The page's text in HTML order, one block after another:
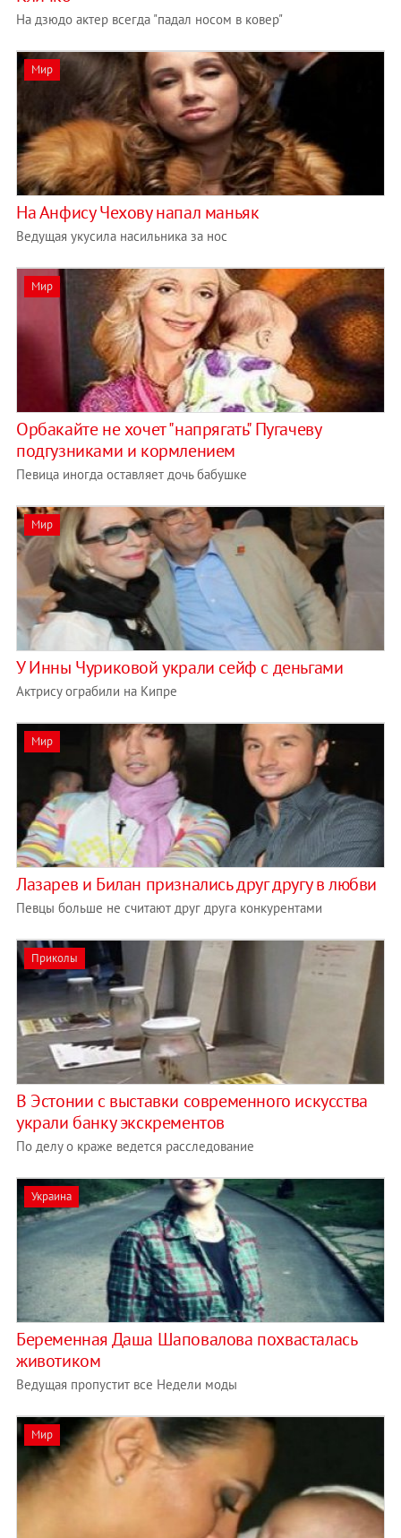
На дзюдо актер всегда "падал носом в ковер"
Мир
На Анфису Чехову напал маньяк
Ведущая укусила насильника за нос
Мир
Орбакайте не хочет "напрягать" Пугачеву
подгузниками и кормлением
Певица иногда оставляет дочь бабушке
Мир
У Инны Чуриковой украли сейф с деньгами
Актрису ограбили на Кипре
Мир
Лазарев и Билан признались друг другу в любви
Певцы больше не считают друг друга конкурентами
Приколы
В Эстонии с выставки современного искусства
украли банку экскрементов
По делу о краже ведется расследование
Украина
Беременная Даша Шаповалова похвасталась
животиком
Ведущая пропустит все Недели моды
Мир